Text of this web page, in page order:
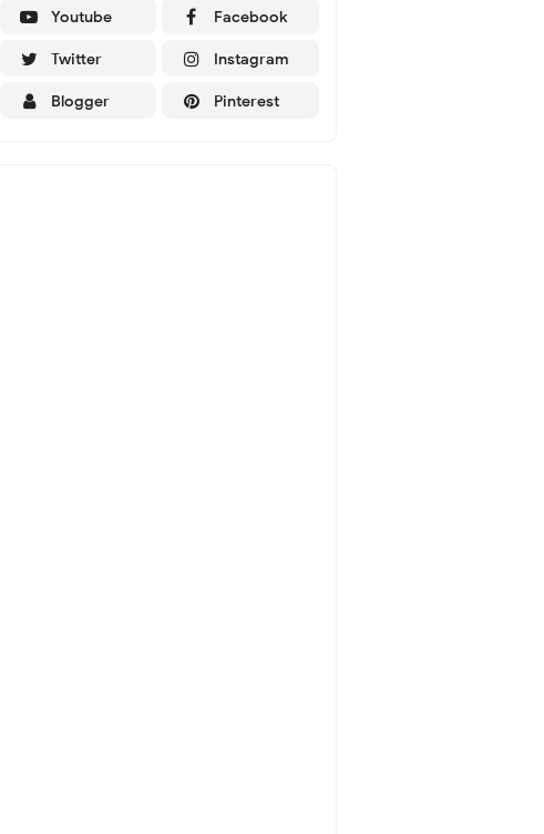
Youtube Facebook
Twitter Instagram
Blogger Pinterest